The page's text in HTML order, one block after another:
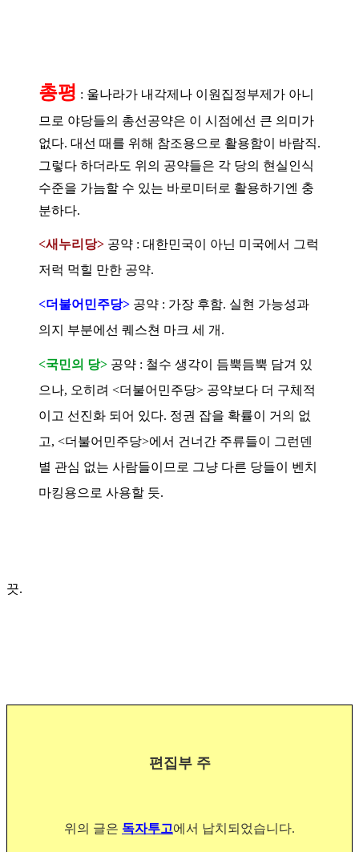
총평 : 울나라가 내각제나 이원집정부제가 아니
므로 야당들의 총선공약은 이 시점에선 큰 의미가
없다. 대선 때를 위해 참조용으로 활용함이 바람직.
그렇다 하더라도 위의 공약들은 각 당의 현실인식
수준을 가늠할 수 있는 바로미터로 활용하기엔 충
분하다.
<새누리당> 공약 : 대한민국이 아닌 미국에서 그럭
저럭 먹힐 만한 공약.
<더불어민주당> 공약 : 가장 후함. 실현 가능성과
의지 부분에선 퀘스쳔 마크 세 개.
<국민의 당> 공약 : 철수 생각이 듬뿍듬뿍 담겨 있
으나, 오히려 <더불어민주당> 공약보다 더 구체적
이고 선진화 되어 있다. 정권 잡을 확률이 거의 없
고, <더불어민주당>에서 건너간 주류들이 그런덴
별 관심 없는 사람들이므로 그냥 다른 당들이 벤치
마킹용으로 사용할 듯.
끗.
편집부 주
위의 글은 독자투고에서 납치되었습니다.